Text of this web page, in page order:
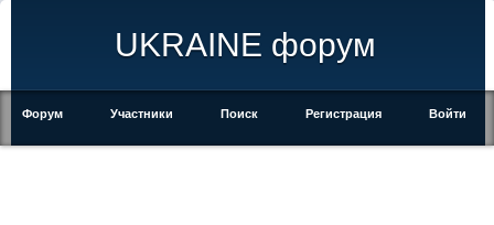
UKRAINE форум
Форум Участники Поиск Регистрация Войти